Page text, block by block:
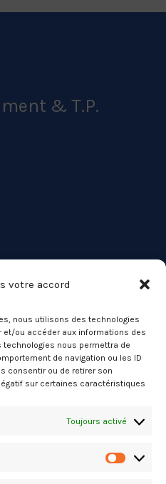
votre accord
nous utilisons des technologies
ou accéder aux informations des
technologies nous permettra de
de navigation ou les ID
consentir ou de retirer son
sur certaines caractéristiques
Toujours activé
& T.P.